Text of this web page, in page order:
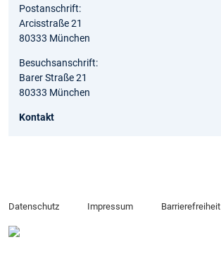
Postanschrift:
Arcisstraße 21
80333 München
Besuchsanschrift:
Barer Straße 21
80333 München
Kontakt
Datenschutz Impressum Barrierefreiheit